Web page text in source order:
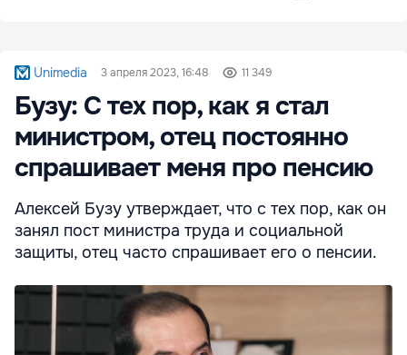
Unimedia 3 апреля 2023, 16:48 11 349
Бузу: С тех пор, как я стал
министром, отец постоянно
спрашивает меня про пенсию
Алексей Бузу утверждает, что с тех пор, как он
занял пост министра труда и социальной
защиты, отец часто спрашивает его о пенсии.